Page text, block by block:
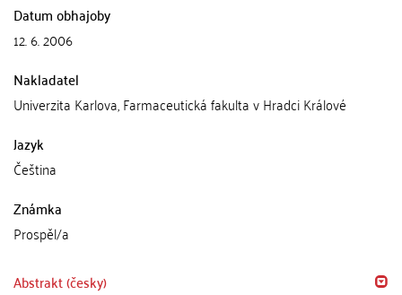
Datum obhajoby
12. 6. 2006
Nakladatel
Univerzita Karlova, Farmaceutická fakulta v Hradci Králové
Jazyk
Čeština
Známka
Prospěl/a
Abstrakt (česky)